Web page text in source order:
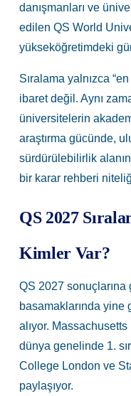
danışmanları ve
edilen QS World
yükseköğretimdeki
Sıralama yalnızca
ibaret değil. Aynı
üniversitelerin
araştırma gücünde,
sürdürülebilirlik
bir karar rehberi
QS 2027
Kimler Var?
QS 2027 sonuçlarına
basamaklarında
alıyor.
dünya genelinde 1.
College London ve
paylaşıyor.